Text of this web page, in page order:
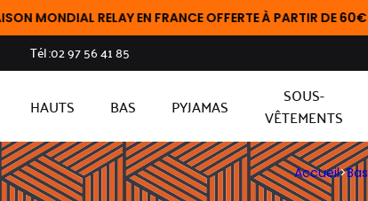
RELAY EN FRANCE OFFERTE À PARTIR DE 60€
Tél :02 97 56 41 85
HAUTS BAS PYJAMAS
SOUS-
VÊTEMENTS
Accueil>Bas